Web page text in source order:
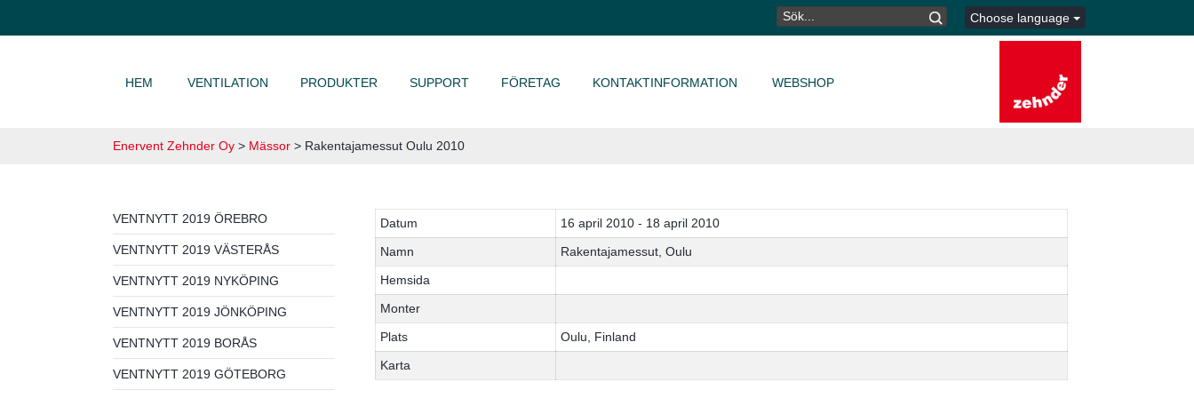
SÖK
EFTER:
Choose language
HEM VENTILATION PRODUKTER SUPPORT FÖRETAG KONTAKTINFORMATION WEBSHOP
Enervent Zehnder Oy > Mässor > Rakentajamessut Oulu 2010
VENTNYTT 2019 ÖREBRO
VENTNYTT 2019 VÄSTERÅS
VENTNYTT 2019 NYKÖPING
VENTNYTT 2019 JÖNKÖPING
VENTNYTT 2019 BORÅS
VENTNYTT 2019 GÖTEBORG
Datum
16 april 2010 - 18 april 2010
Namn
Rakentajamessut, Oulu
Hemsida
Monter
Plats
Oulu, Finland
Karta